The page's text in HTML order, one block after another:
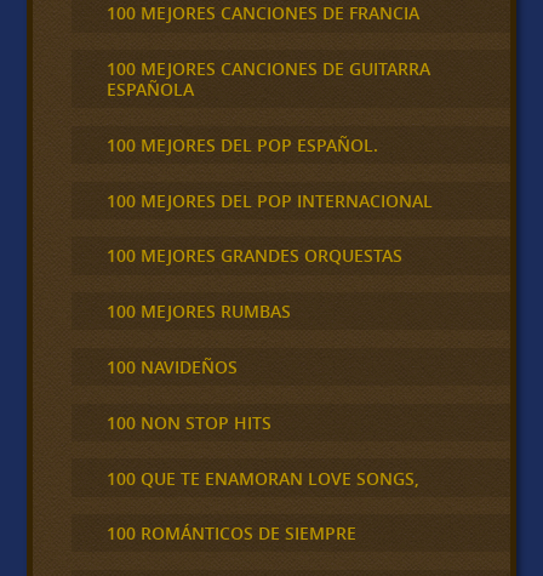
100 MEJORES CANCIONES DE FRANCIA
100 MEJORES CANCIONES DE GUITARRA
ESPAÑOLA
100 MEJORES DEL POP ESPAÑOL.
100 MEJORES DEL POP INTERNACIONAL
100 MEJORES GRANDES ORQUESTAS
100 MEJORES RUMBAS
100 NAVIDEÑOS
100 NON STOP HITS
100 QUE TE ENAMORAN LOVE SONGS,
100 ROMÁNTICOS DE SIEMPRE